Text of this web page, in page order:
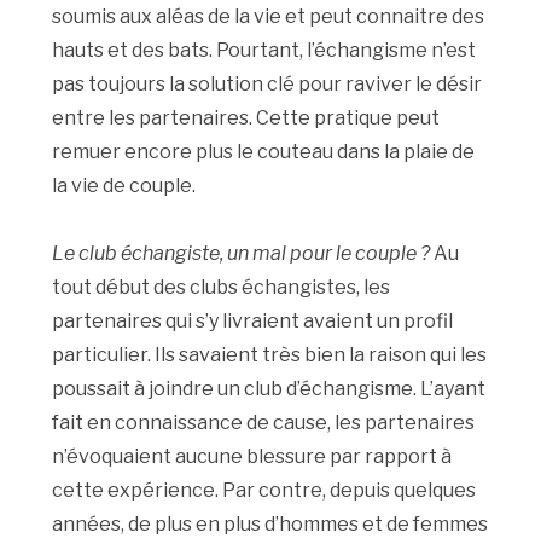
soumis aux aléas de la vie et peut connaitre des
hauts et des bats. Pourtant, l’échangisme n’est
pas toujours la solution clé pour raviver le désir
entre les partenaires. Cette pratique peut
remuer encore plus le couteau dans la plaie de
la vie de couple.
Le club échangiste, un mal pour le couple ?Au
tout début des clubs échangistes, les
partenaires qui s’y livraient avaient un profil
particulier. Ils savaient très bien la raison qui les
poussait à joindre un club d’échangisme. L’ayant
fait en connaissance de cause, les partenaires
n’évoquaient aucune blessure par rapport à
cette expérience. Par contre, depuis quelques
années, de plus en plus d’hommes et de femmes